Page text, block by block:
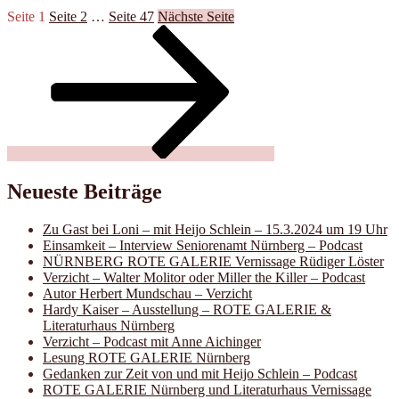
Seite 1 Seite 2 … Seite 47 Nächste Seite
Neueste Beiträge
Zu Gast bei Loni – mit Heijo Schlein – 15.3.2024 um 19 Uhr
Einsamkeit – Interview Seniorenamt Nürnberg – Podcast
NÜRNBERG ROTE GALERIE Vernissage Rüdiger Löster
Verzicht – Walter Molitor oder Miller the Killer – Podcast
Autor Herbert Mundschau – Verzicht
Hardy Kaiser – Ausstellung – ROTE GALERIE &
Literaturhaus Nürnberg
Verzicht – Podcast mit Anne Aichinger
Lesung ROTE GALERIE Nürnberg
Gedanken zur Zeit von und mit Heijo Schlein – Podcast
ROTE GALERIE Nürnberg und Literaturhaus Vernissage